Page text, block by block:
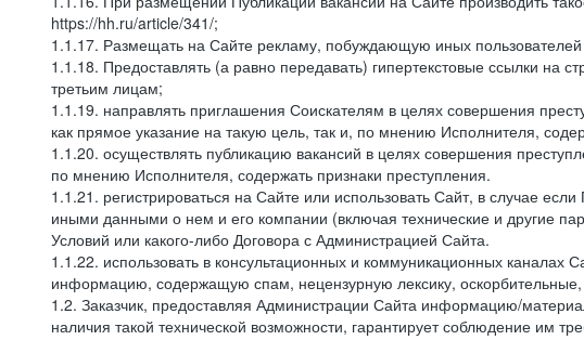
https://hh.ru/article/341/;
1.1.17. Размещать на Сайте рекламу, побуждающую иных
1.1.18. Предоставлять (а равно передавать) гипертекстовые ссылки на
третьим лицам;
1.1.19. направлять приглашения Соискателям в целях совершения
как прямое указание на такую цель, так и, по мнению Исполнителя,
1.1.20. осуществлять публикацию вакансий в целях совершения
по мнению Исполнителя, содержать признаки преступления.
1.1.21. регистрироваться на Сайте или использовать Сайт, в случае
иными данными о нем и его компании (включая технические и другие
Условий или какого-либо Договора с Администрацией Сайта.
1.1.22. использовать в консультационных и коммуникационных
информацию, содержащую спам, нецензурную лексику,
1.2. Заказчик, предоставляя Администрации Сайта информацию/
наличия такой технической возможности, гарантирует соблюдение им